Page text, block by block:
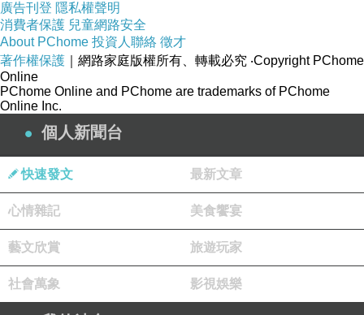
繾綣
廣告刊登 隱私權聲明
消費者保護 兒童網路安全
About PChome 投資人聯絡 徵才
著作權保護 ｜網路家庭版權所有、轉載必究 ‧Copyright PChome
Online
PChome Online and PChome are trademarks of PChome
Online Inc.
個人新聞台
快速發文 最新文章
心情雜記 美食饗宴
藝文欣賞 旅遊玩家
社會萬象 影視娛樂